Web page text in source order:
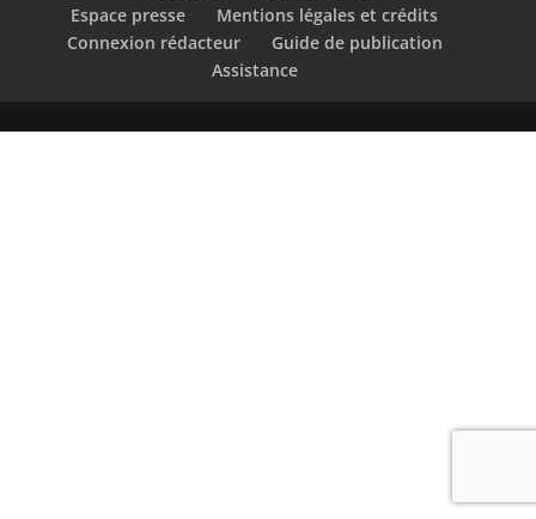
Espace presse
Mentions légales et crédits
Connexion rédacteur
Guide de publication
Assistance